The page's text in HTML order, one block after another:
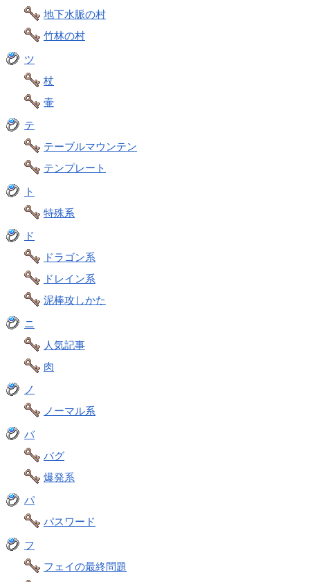
地下水脈の村
竹林の村
ツ
杖
壷
テ
テーブルマウンテン
テンプレート
ト
特殊系
ド
ドラゴン系
ドレイン系
泥棒攻しかた
ニ
人気記事
肉
ノ
ノーマル系
バ
バグ
爆発系
パ
パスワード
フ
フェイの最終問題